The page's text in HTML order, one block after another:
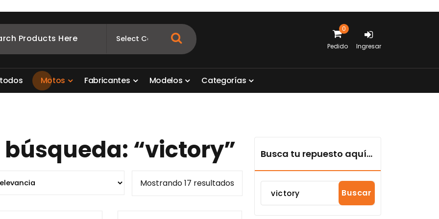
motos. Aquí está lo que necesitas
0
Pedido Ingresar
todos Motos Fabricantes Modelos Categorías
“victory”
Mostrando 17 resultadosSorted
popularity
Busca tu repuesto aquí...
Buscar